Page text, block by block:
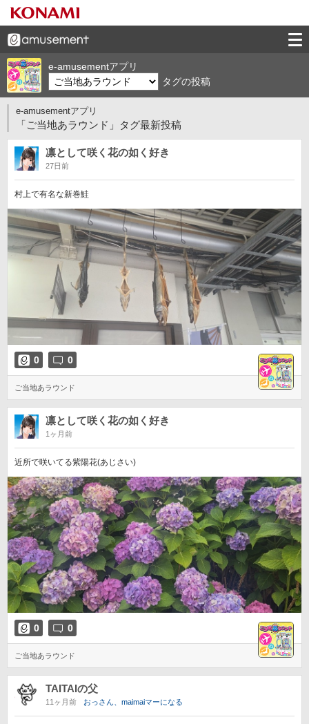
e-amusementアプリ
タグの投稿
e-amusementアプリ
「ご当地あラウンド」タグ最新投稿
凛として咲く花の如く好き
27日前
村上で有名な新巻鮭
0 0
ご当地あラウンド
凛として咲く花の如く好き
1ヶ月前
近所で咲いてる紫陽花(あじさい)
0 0
ご当地あラウンド
TAITAIの父
11ヶ月前 おっさん、maimaiマーになる